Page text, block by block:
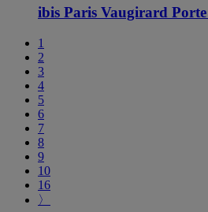
ibis Paris Vaugirard Porte
1
2
3
4
5
6
7
8
9
10
16
〉